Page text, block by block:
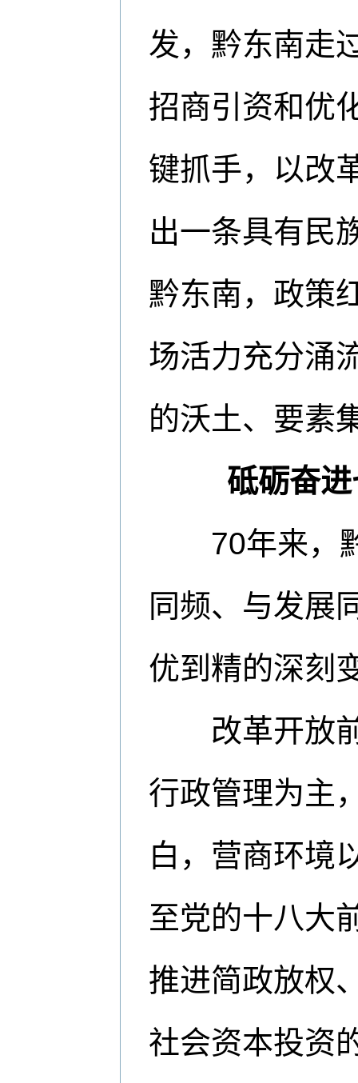
发，黔东南走
招商引资和优
键抓手，以改
出一条具有民
黔东南，政策
场活力充分涌
的沃土、要素
砥砺奋
70年来，黔
同频、与发展
优到精的深刻
改革开放前
行政管理为主
白，营商环境
至党的十八大
推进简政放权
社会资本投资